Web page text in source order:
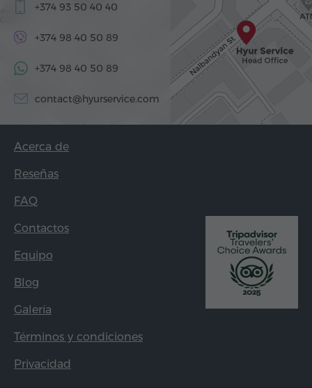
+374 93 50 40 40
+374 98 40 50 89
+374 98 40 50 89
contact@hyurservice.com
Acerca de
Reseñas
FAQ
Contactos
Equipo
Blog
Galería
Términos y condiciones
Privacidad